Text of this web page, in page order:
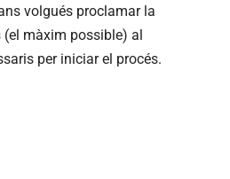
volgués proclamar la
màxim possible) al
per iniciar el procés.